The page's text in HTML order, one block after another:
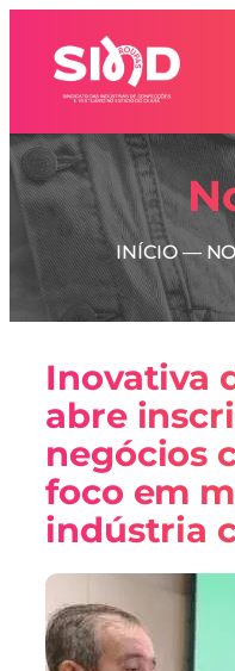
INÍCIO—
Inovativa
abre
negócios
foco em
indústria